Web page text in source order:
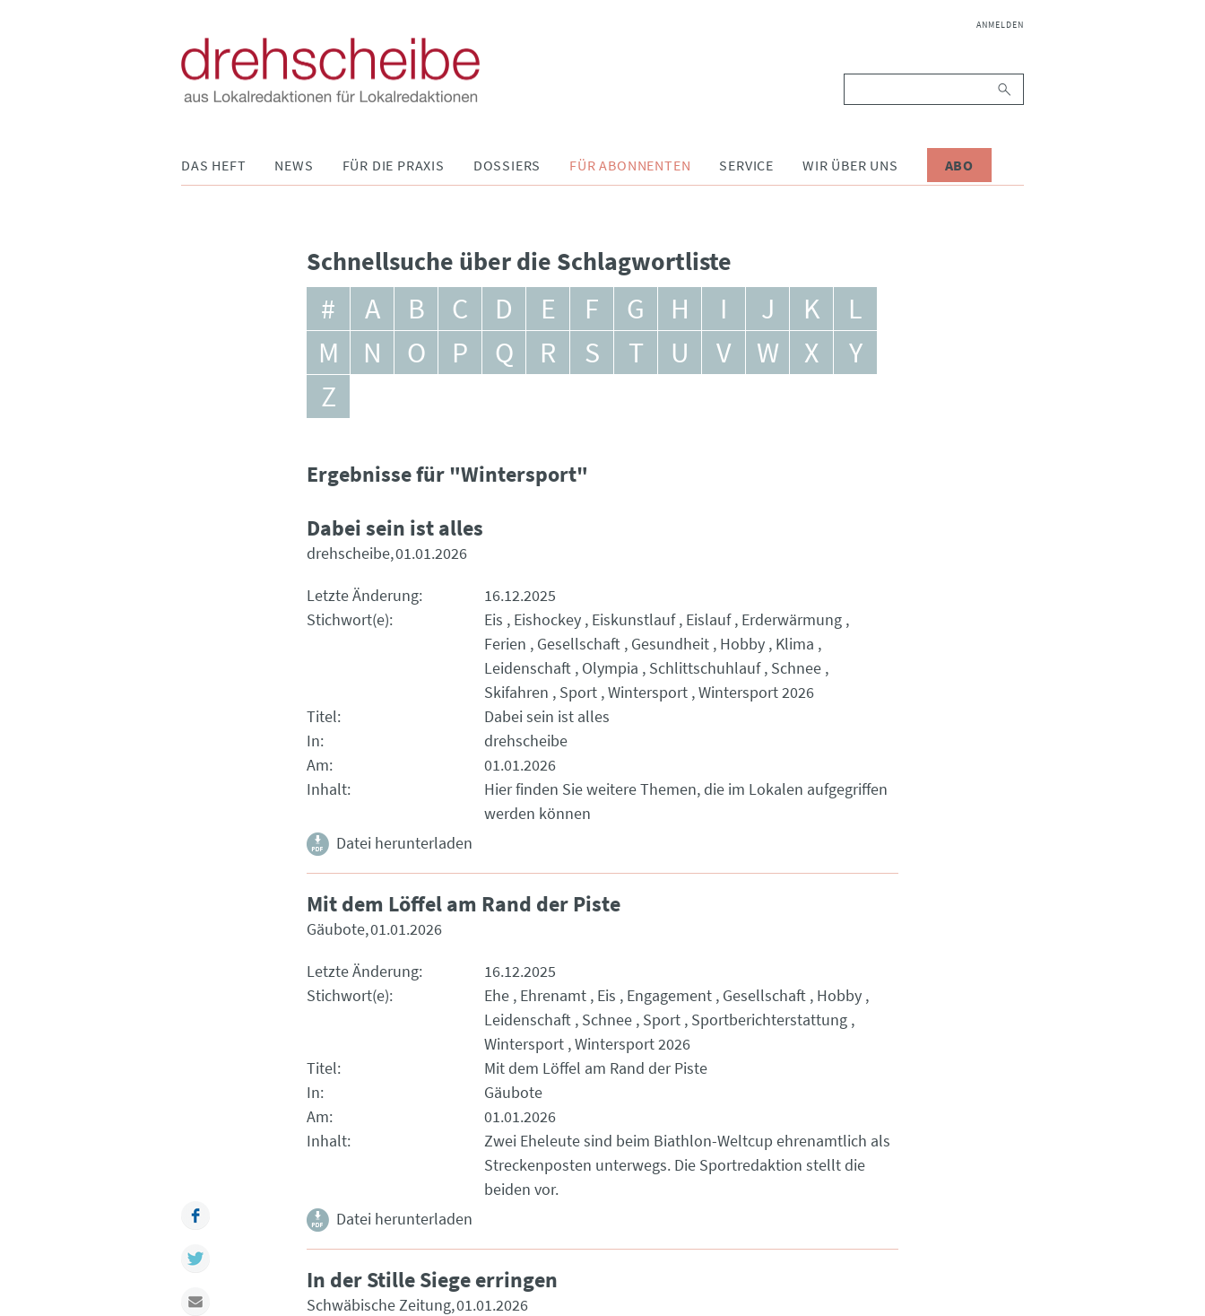
NAVIGATION
ANMELDEN
DAS HEFT NEWS FÜR DIE PRAXIS DOSSIERS FÜR ABONNENTEN SERVICE WIR ÜBER UNS ABO
Schnellsuche über die Schlagwortliste
# A B C D E F G H I J K
L
M
N O P Q R S T U V W X
Y
Z
Ergebnisse für "Wintersport"
Dabei sein ist alles
drehscheibe 01.01.2026
Letzte Änderung
16.12.2025
Stichwort(e)
Eis Eishockey Eiskunstlauf Eislauf Erderwärmung
Ferien
Gesellschaft Gesundheit Hobby Klima
Leidenschaft Olympia Schlittschuhlauf Schnee
Skifahren
Sport Wintersport Wintersport 2026
Titel
Dabei sein ist alles
In
drehscheibe
Am
01.01.2026
Inhalt
Hier finden Sie weitere Themen, die im Lokalen aufgegriffen
werden können
Datei herunterladen
Mit dem Löffel am Rand der Piste
Gäubote 01.01.2026
Letzte Änderung
16.12.2025
Stichwort(e)
Ehe Ehrenamt Eis Engagement Gesellschaft Hobby
Leidenschaft Schnee Sport Sportberichterstattung
Wintersport Wintersport 2026
Titel
Mit dem Löffel am Rand der Piste
In
Gäubote
Am
01.01.2026
Inhalt
Zwei Eheleute sind beim Biathlon-Weltcup ehrenamtlich als
Streckenposten unterwegs. Die Sportredaktion stellt die
beiden vor.
Datei herunterladen
In der Stille Siege erringen
Schwäbische Zeitung 01.01.2026